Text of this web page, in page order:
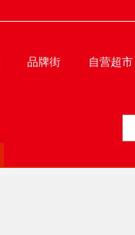
品牌街 自营超市